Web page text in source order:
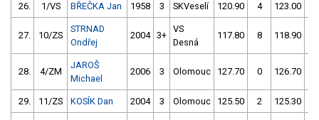
26. 1/VS BŘEČKA Jan 1958 3 SKVeselí 120.90 4 123.00
27. 10/ZS
STRNAD
Ondřej
2004 3+
VS
Desná
117.80 8 118.90
28. 4/ZM
JAROŠ
Michael
2006 3 Olomouc 127.70 0 126.70
29. 11/ZS KOSÍK Dan 2004 3 Olomouc 125.50 2 125.30